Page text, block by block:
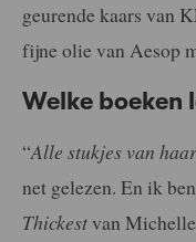
geurende kaars van
fijne olie van Aesop
Welke boeken
“Alle stukjes van
net gelezen. En ik
Thickestvan